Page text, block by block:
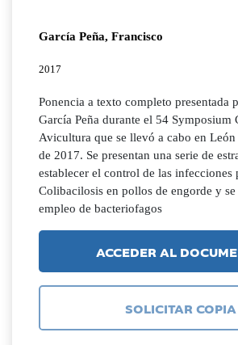
García Peña, Francisco
2017
Ponencia a texto completo presentada
García Peña durante el 54 Symposium
Avicultura que se llevó a cabo en León
de 2017. Se presentan una serie de
establecer el control de las infecciones
Colibacilosis en pollos de engorde y
empleo de bacteriofagos
ACCEDER AL
SOLICITAR COPIA